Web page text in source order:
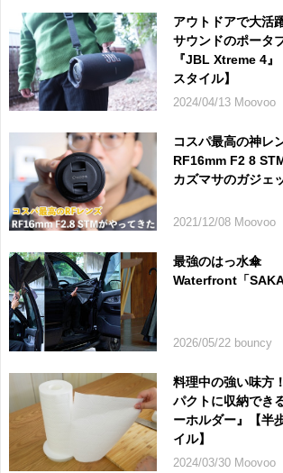
アウトドアで大活
サウンドのポータ
『JBL Xtreme 4
スタイル】
2024/04/13 Moovoo
コスパ最高の神レ
RF16mm F2 8
カズマサのガジェ
2021/12/08 Moovoo
最強のはっ水傘
Waterfront「
2026/05/22 bouncy
料理中の強い味方
パクトに収納でき
ーホルダー』【半
イル】
2024/03/30 Moovoo